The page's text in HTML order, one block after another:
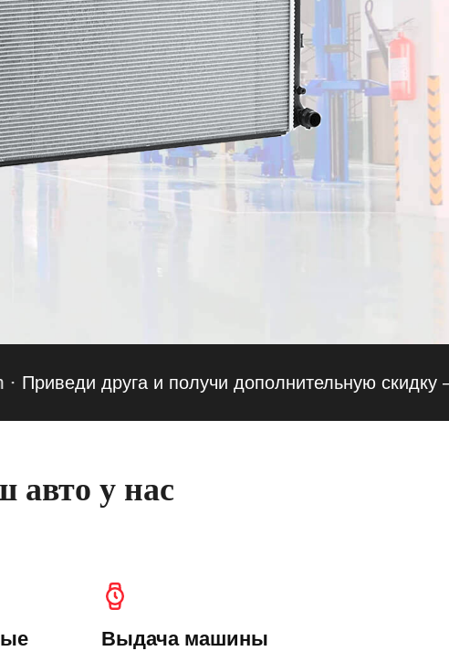
друга и получи дополнительную скидку —
авто у нас
Выдача машины